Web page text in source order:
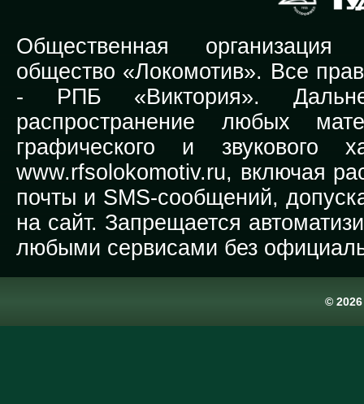
Общественная организация
общество «Локомотив». Все
- РПБ «Виктория».
распространение любых
графического и звукового
www.rfsolokomotiv.ru, включая
почты и SMS-сообщений,
на сайт. Запрещается
любыми сервисами без
©